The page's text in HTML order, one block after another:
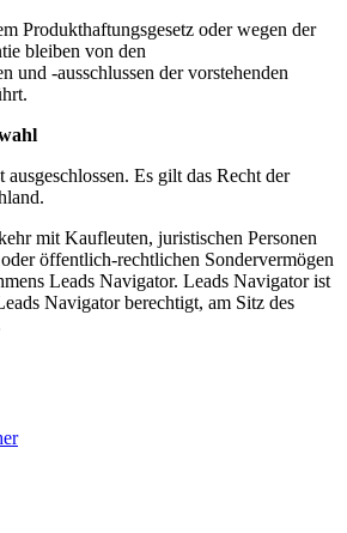
Produkthaftungsgesetz oder wegen der
bleiben von den
und -ausschlussen der vorstehenden
Es gilt das Recht der
mit Kaufleuten, juristischen Personen
öffentlich-rechtlichen Sondervermögen
Leads Navigator. Leads Navigator ist
Navigator berechtigt, am Sitz des